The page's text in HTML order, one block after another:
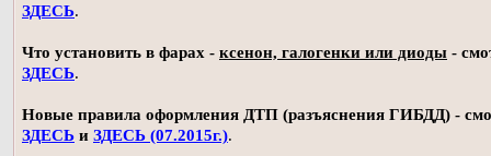
ЗДЕСЬ.
Что установить в фарах - ксенон, галогенки или диоды -
ЗДЕСЬ.
Новые правила оформления ДТП (разъяснения ГИБДД) -
ЗДЕСЬ и ЗДЕСЬ (07.2015г.).